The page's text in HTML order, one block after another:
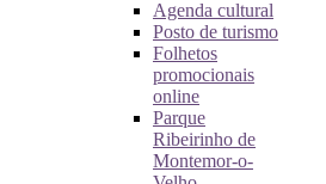
Agenda cultural
Posto de turismo
Folhetos
promocionais
online
Parque
Ribeirinho de
Montemor-o-